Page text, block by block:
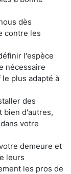
dès
contre les
l'espèce
nécessaire
plus adapté à
des
bien d'autres,
votre
demeure et
leurs
les pros de